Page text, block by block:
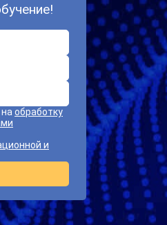
обработку
и